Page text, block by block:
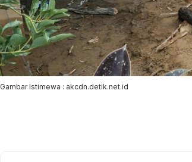
Gambar Istimewa : akcdn.detik.net.id